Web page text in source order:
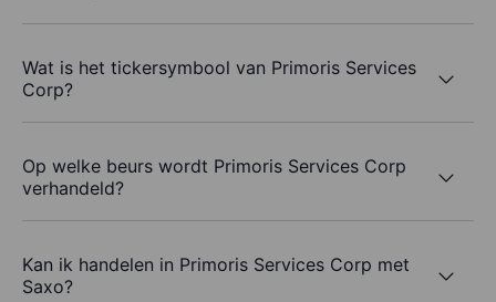
Wat is het tickersymbool van Primoris Services
Corp?
Op welke beurs wordt Primoris Services Corp
verhandeld?
Kan ik handelen in Primoris Services Corp met
Saxo?